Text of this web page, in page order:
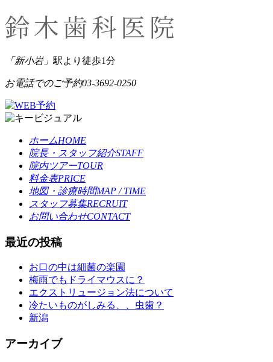
「新小岩」 駅より徒歩1分
お電話でのご予約03-3692-0250
ホームHOME
院長・スタッフ紹介STAFF
院内ツアーTOUR
料金表PRICE
地図・診療時間MAP / TIME
スタッフ募集RECRUIT
お問い合わせCONTACT
最近の投稿
お口の中は細菌の楽園
梅雨でもドライマウスに？
エクストリュージョン法について
冷たいものがしみる、、虫歯？
新潟
アーカイブ